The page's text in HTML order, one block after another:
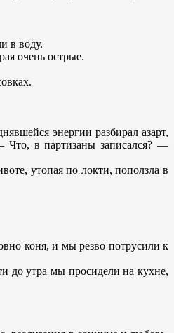
в воду.
очень острые.
энергии разбирал азарт,
Что, в партизаны записался? —
утопая по локти, поползла в
коня, и мы резво потрусили к
до утра мы просидели на кухне,